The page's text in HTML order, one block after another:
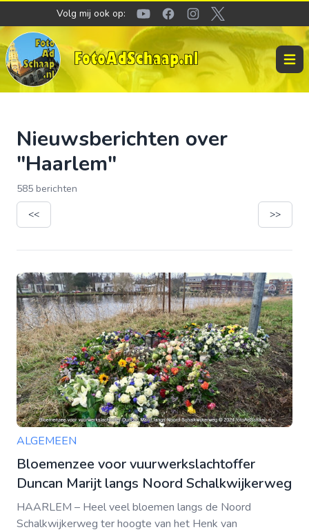
Volg mij ook op:
YoutubeFacebookInstagram
Twitter
Open
Nieuwsberichten over
"Haarlem"
585 berichten
<<
>>
ALGEMEEN
Bloemenzee voor vuurwerkslachtoffer
Duncan Marijt langs Noord Schalkwijkerweg
HAARLEM – Heel veel bloemen langs de Noord
Schalkwijkerweg ter hoogte van het Henk van